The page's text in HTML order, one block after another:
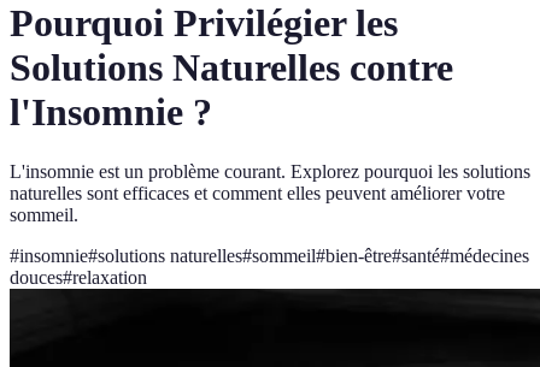
Pourquoi Privilégier les
Solutions Naturelles contre
l'Insomnie ?
L'insomnie est un problème courant. Explorez pourquoi les solutions
naturelles sont efficaces et comment elles peuvent améliorer votre
sommeil.
#insomnie#solutions naturelles#sommeil#bien-être#santé#médecines
douces#relaxation